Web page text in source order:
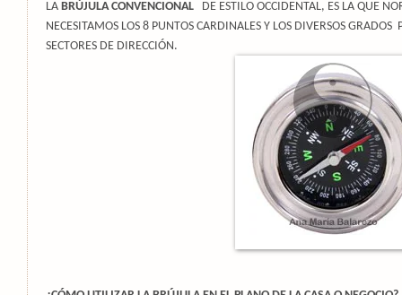
LA BRÚJULA CONVENCIONAL
DE ESTILO OCCIDENTAL, ES LA QUE
NECESITAMOS LOS 8 PUNTOS CARDINALES Y LOS DIVERSOS GRADOS
SECTORES DE DIRECCIÓN.